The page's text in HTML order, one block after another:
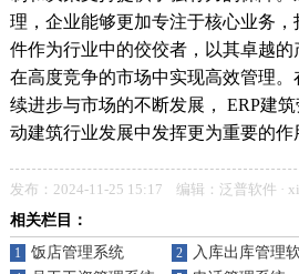
理，企业能够更加专注于核心业务
件作为行业中的佼佼者，以其卓越
在高度竞争的市场中实现高效管理
续进步与市场的不断发展， ERP建
动建筑行业发展中发挥更为重要的作
发布：2024-11-25 15:17 编辑：泛普软件 ·
相关栏目：
1 饭店管理系统 2 入库出库管理